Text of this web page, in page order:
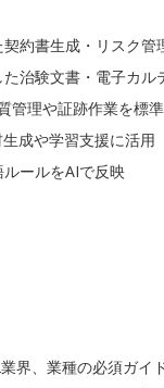
約書生成・リスク管
治験文書・電子カル
管理や証跡作業を標
成や学習支援に活用
ールをAIで反映
界、業種の必須ガ